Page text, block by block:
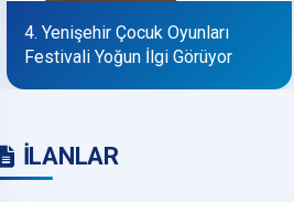
4. Yenişehir Çocuk Oyunları
Festivali Yoğun İlgi Görüyor
İLANLAR